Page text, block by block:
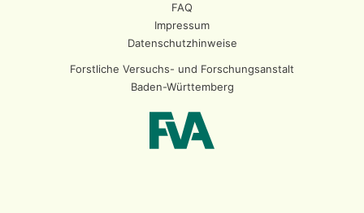
FAQ
Impressum
Datenschutzhinweise
Forstliche Versuchs- und Forschungsanstalt
Baden-Württemberg